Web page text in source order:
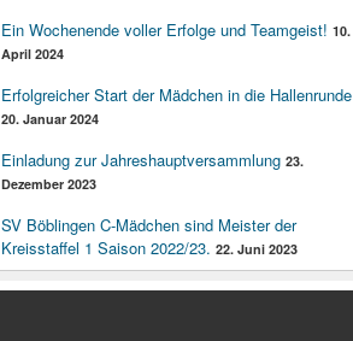
Ein Wochenende voller Erfolge und Teamgeist! 10.
April 2024
Erfolgreicher Start der Mädchen in die Hallenrunde
20. Januar 2024
Einladung zur Jahreshauptversammlung 23.
Dezember 2023
SV Böblingen C-Mädchen sind Meister der
Kreisstaffel 1 Saison 2022/23. 22. Juni 2023